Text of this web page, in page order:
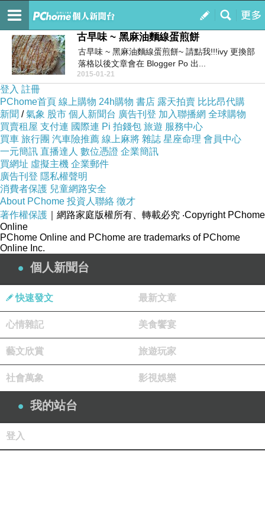
我的
訂閱
Ivy's Kitchen
古早味 ~ 黑麻油麵線蛋煎餅
古早味 ~ 黑麻油麵線蛋煎餅~ 請點我!!!ivy 更換部
落格以後文章會在 Blogger Po 出...
2015-01-21
登入 註冊
PChome首頁 線上購物 24h購物 書店 露天拍賣 比比昂代購
新聞 /氣象 股市 個人新聞台 廣告刊登 加入聯播網 全球購物
買賣租屋 支付連 國際連 Pi 拍錢包 旅遊 服務中心
買車 旅行團 汽車險推薦 線上麻將 雜誌 星座命理 會員中心
一元簡訊 直播達人 數位憑證 企業簡訊
買網址 虛擬主機 企業郵件
廣告刊登 隱私權聲明
消費者保護 兒童網路安全
About PChome 投資人聯絡 徵才
著作權保護 ｜網路家庭版權所有、轉載必究 ‧Copyright PChome
Online
PChome Online and PChome are trademarks of PChome
Online Inc.
個人新聞台
快速發文 最新文章
心情雜記 美食饗宴
藝文欣賞 旅遊玩家
社會萬象 影視娛樂
我的站台
登入